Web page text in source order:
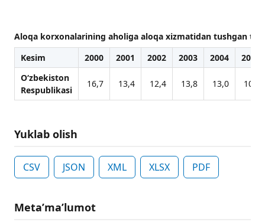
Aloqa korxonalarining aholiga aloqa xizmatidan tushgan
Kesim
2000 2001 2002 2003 2004
2005
O‘zbekiston
Respublikasi
16,7 13,4 12,4 13,8 13,0 10,3
Yuklab olish
CSV JSON XML XLSX PDF
Metaʼmaʼlumot